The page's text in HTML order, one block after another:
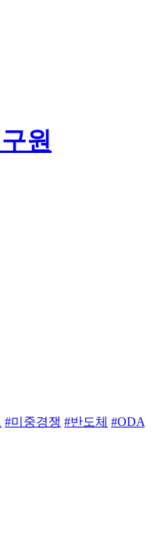
#미중경쟁 #반도체 #ODA